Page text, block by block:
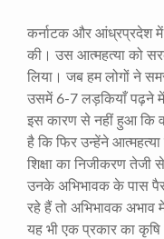
कर्नाटक और आंध्रप्रदेश में
की। उस आत्महत्या को
लिया। जब हम लोगों ने
उसमें 6-7 लड़कियाँ पढ़ने
इस कारण से नहीं हुआ कि
है कि फिर उन्हेंने आत्महत्या
शिक्षा का निजीकरण तेजी
उनके अभिभावक के पास
रहे हैं तो अभिभावक अभाव
यह भी एक प्रकार का